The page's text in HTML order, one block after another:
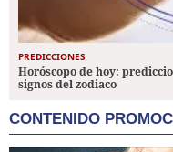
PREDICCIONES
Horóscopo de hoy:
signos del zodiaco
CONTENIDO